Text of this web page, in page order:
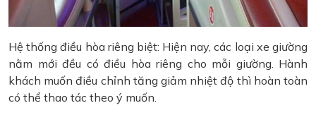
Hệ thống điều hòa riêng biệt: Hiện nay, các loại xe giường
nằm mới đều có điều hòa riêng cho mỗi giường. Hành
khách muốn điều chỉnh tăng giảm nhiệt độ thì hoàn toàn
có thể thao tác theo ý muốn.